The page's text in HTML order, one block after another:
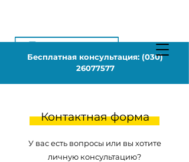
Бесплатная консультация: (030)
26077577
Контактная форма
У вас есть вопросы или вы хотите
личную консультацию?